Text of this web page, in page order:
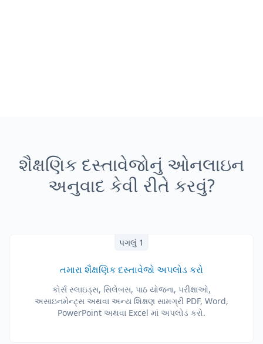
શૈક્ષણિક દસ્તાવેજોનું ઓનલાઇન
અનુવાદ કેવી રીતે કરવું?
પગલું 1
તમારા શૈક્ષણિક દસ્તાવેજો અપલોડ કરો
કોર્સ સ્લાઇડ્સ, સિલેબસ, પાઠ યોજના, પરીક્ષાઓ,
અસાઇનમેન્ટ્સ અથવા અન્ય શિક્ષણ સામગ્રી PDF, Word,
PowerPoint અથવા Excel માં અપલોડ કરો.